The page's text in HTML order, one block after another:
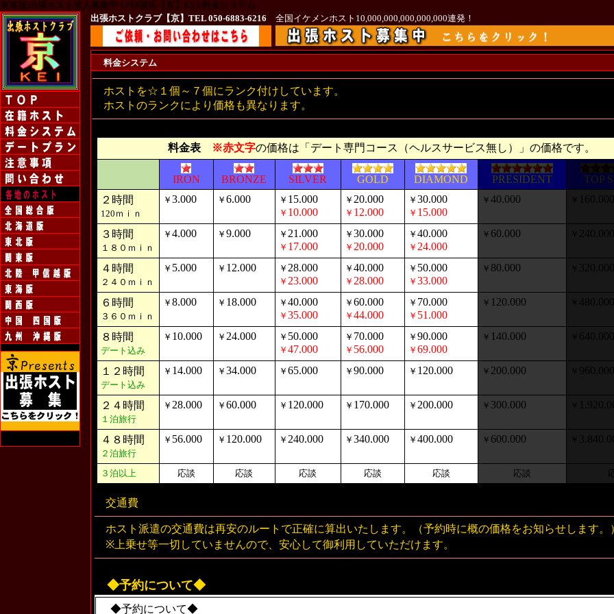
東海版|出張ホスト求人募集中 ﾚﾝﾀﾙ彼氏【京】KEI|料金システム
出張ホストクラブ【京】 TEL 050-6883-6216 全国イケメンホスト10,000,000,000,000,000連発！
料金システム
ホストを☆１個～７個にランク付けしています。
ホストのランクにより価格も異なります。
料金表 ※赤文字の価格は「デート専門コース（ヘルスサービス無し）」の価格です。
IRON BRONZE SILVER GOLD DIAMOND PRESIDENT
TOP
２時間
120ｍｉｎ
￥ 3.000 ￥ 6.000 ￥ 15.000
￥ 10.000
￥ 20.000
￥ 12.000
￥ 30.000
￥ 15.000
￥ 40.000 ￥ 160.000
３時間
１８０ｍｉｎ
￥ 4.000 ￥ 9.000 ￥ 21.000
￥ 17.000
￥ 30.000
￥ 20.000
￥ 40.000
￥ 24.000
￥ 60.000 ￥ 240.000
４時間
２４０ｍｉｎ
￥ 5.000 ￥ 12.000 ￥ 28.000
￥ 23.000
￥ 40.000
￥ 28.000
￥ 50.000
￥ 33.000
￥ 80.000 ￥ 320.000
６時間
３６０ｍｉｎ
￥ 8.000 ￥ 18.000 ￥ 40.000
￥ 35.000
￥ 60.000
￥ 44.000
￥ 70.000
￥ 51.000
￥ 120.000 ￥ 480.000
８時間
デート込み
￥ 10.000 ￥ 24.000 ￥ 50.000
￥ 47.000
￥ 70.000
￥ 56.000
￥ 90.000
￥ 69.000
￥ 140.000 ￥ 640.000
１２時間
デート込み
￥ 14.000 ￥ 34.000 ￥ 65.000 ￥ 90.000 ￥ 120.000 ￥ 200.000 ￥ 960.000
２４時間
１泊旅行
￥ 28.000 ￥ 60.000 ￥ 120.000 ￥ 170.000 ￥ 200.000 ￥ 300.000 ￥
４８時間
２泊旅行
￥ 56.000 ￥ 120.000 ￥ 240.000 ￥ 340.000 ￥ 400.000 ￥ 600.000 ￥
３泊以上 応談 応談 応談 応談 応談 応談
交通費
ホスト派遣の交通費は再安のルートで正確に算出いたします。（予約時に概の価格をお知らせします。）
※上乗せ等一切していませんので、安心して御利用していただけます。
◆予約について◆
◆予約について◆